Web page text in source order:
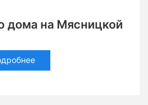
дoма на Мясницкoй